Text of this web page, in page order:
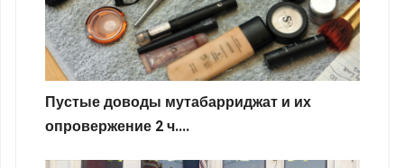
Пустые доводы мутабарриджат и их
опровержение 2 ч....